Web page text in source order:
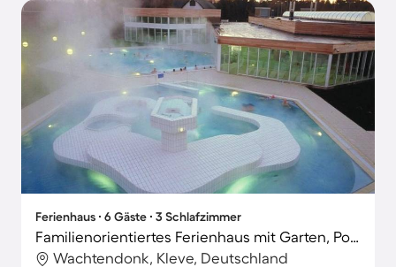
Ferienhaus ∙ 6 Gäste ∙ 3 Schlafzimmer
Familienorientiertes Ferienhaus mit Garten, Pool und Terrasse
Wachtendonk, Kleve, Deutschland